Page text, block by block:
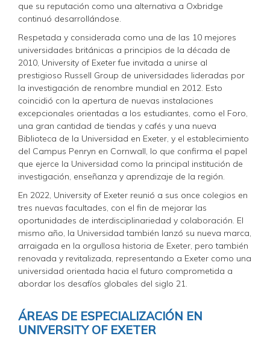
que su reputación como una alternativa a Oxbridge
continuó desarrollándose.
Respetada y considerada como una de las 10 mejores
universidades británicas a principios de la década de
2010, University of Exeter fue invitada a unirse al
prestigioso Russell Group de universidades lideradas por
la investigación de renombre mundial en 2012. Esto
coincidió con la apertura de nuevas instalaciones
excepcionales orientadas a los estudiantes, como el Foro,
una gran cantidad de tiendas y cafés y una nueva
Biblioteca de la Universidad en Exeter, y el establecimiento
del Campus Penryn en Cornwall, lo que confirma el papel
que ejerce la Universidad como la principal institución de
investigación, enseñanza y aprendizaje de la región.
En 2022, University of Exeter reunió a sus once colegios en
tres nuevas facultades, con el fin de mejorar las
oportunidades de interdisciplinariedad y colaboración. El
mismo año, la Universidad también lanzó su nueva marca,
arraigada en la orgullosa historia de Exeter, pero también
renovada y revitalizada, representando a Exeter como una
universidad orientada hacia el futuro comprometida a
abordar los desafíos globales del siglo 21.
ÁREAS DE ESPECIALIZACIÓN EN
UNIVERSITY OF EXETER